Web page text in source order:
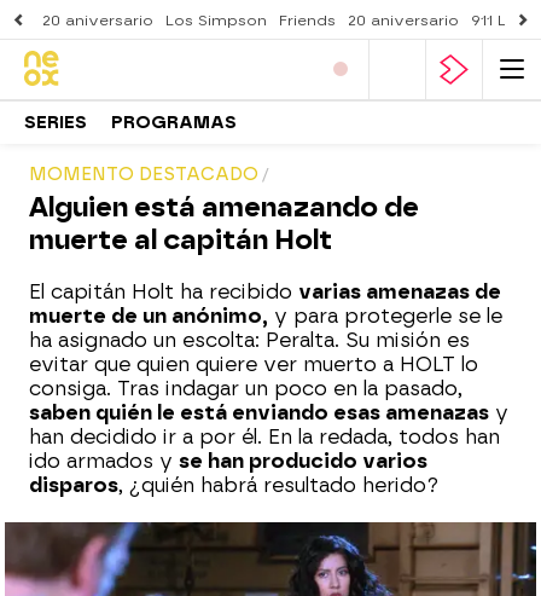
20 aniversario Los Simpson Friends 20 aniversario 911
SERIES PROGRAMAS
MOMENTO DESTACADO
Alguien está amenazando de
muerte al capitán Holt
El capitán Holt ha recibido varias amenazas de
muerte de un anónimo, y para protegerle se le
ha asignado un escolta: Peralta. Su misión es
evitar que quien quiere ver muerto a HOLT lo
consiga. Tras indagar un poco en la pasado,
saben quién le está enviando esas amenazas y
han decidido ir a por él. En la redada, todos han
ido armados y se han producido varios
disparos, ¿quién habrá resultado herido?